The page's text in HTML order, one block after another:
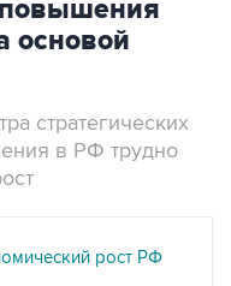
основой
стратегических
в РФ трудно
рост РФ